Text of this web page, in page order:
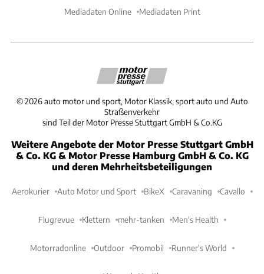
Mediadaten Online Mediadaten Print
©2026 auto motor und sport, Motor Klassik, sport auto und Auto
Straßenverkehr
sind Teil der Motor Presse Stuttgart GmbH & Co.KG
Weitere Angebote der Motor Presse Stuttgart GmbH
& Co. KG & Motor Presse Hamburg GmbH & Co. KG
und deren Mehrheitsbeteiligungen
Aerokurier Auto Motor und Sport BikeX Caravaning Cavallo
Flugrevue Klettern mehr-tanken Men's Health
Motorradonline Outdoor Promobil Runner's World